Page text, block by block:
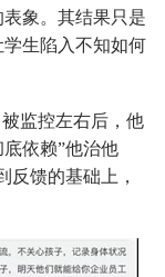
象。其结果只是
生陷入不知如何
监控左右后，他
依赖”他治他
反馈的基础上，